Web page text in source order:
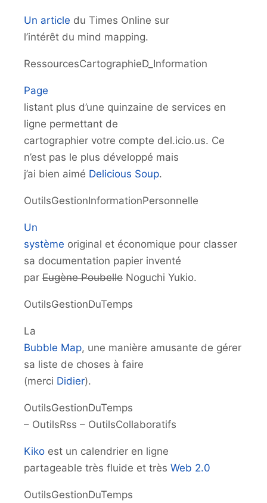
Un article du Times Online sur
l’intérêt du mind mapping.
RessourcesCartographieD_Information
Page
listant plus d’une quinzaine de services en
ligne permettant de
cartographier votre compte del.icio.us. Ce
n’est pas le plus développé mais
j’ai bien aimé Delicious Soup.
OutilsGestionInformationPersonnelle
Un
système original et économique pour classer
sa documentation papier inventé
par Eugène Poubelle Noguchi Yukio.
OutilsGestionDuTemps
La
Bubble Map, une manière amusante de gérer
sa liste de choses à faire
(merci Didier).
OutilsGestionDuTemps
– OutilsRss – OutilsCollaboratifs
Kiko est un calendrier en ligne
partageable très fluide et très Web 2.0
OutilsGestionDuTemps